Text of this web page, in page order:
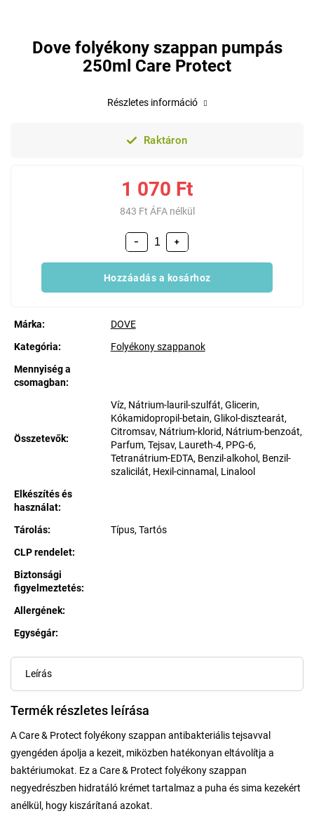
Dove folyékony szappan pumpás
250ml Care Protect
Raktáron
1 070 Ft
843 Ft ÁFA nélkül
+
−
Hozzáadás a kosárhoz
Kategória:
Folyékony szappanok
Mennyiség a
csomagban:
Összetevők:
Víz, Nátrium-lauril-szulfát, Glicerin,
Kókamidopropil-betain, Glikol-disztearát,
Citromsav, Nátrium-klorid, Nátrium-benzoát,
Parfum, Tejsav, Laureth-4, PPG-6,
Tetranátrium-EDTA, Benzil-alkohol, Benzil-
szalicilát, Hexil-cinnamal, Linalool
Elkészítés és
használat:
Tárolás:
Típus, Tartós
CLP rendelet:
Biztonsági
figyelmeztetés:
Allergének:
Márka: DOVE
Egységár:
Részletes információ
Leírás
Termék részletes leírása
A Care & Protect folyékony szappan antibakteriális tejsavval
gyengéden ápolja a kezeit, miközben hatékonyan eltávolítja a
baktériumokat. Ez a Care & Protect folyékony szappan
negyedrészben hidratáló krémet tartalmaz a puha és sima kezekért
anélkül, hogy kiszárítaná azokat.